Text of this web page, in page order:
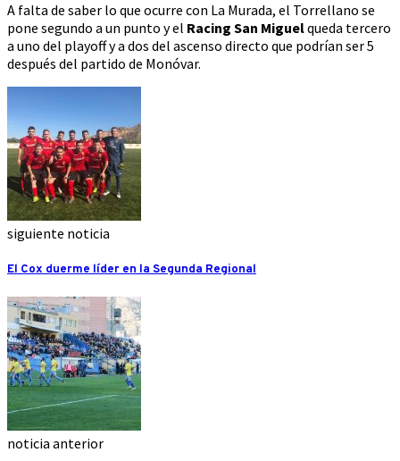
A falta de saber lo que ocurre con La Murada, el Torrellano se
pone segundo a un punto y el Racing San Miguelqueda tercero
a uno del playoff y a dos del ascenso directo que podrían ser 5
después del partido de Monóvar.
siguiente noticia
El Cox duerme líder en la Segunda Regional
noticia anterior